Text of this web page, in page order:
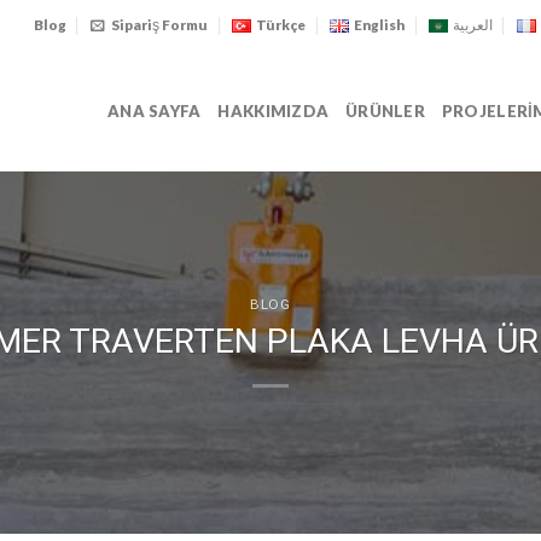
Blog Sipariş Formu Türkçe English العربية
ANA SAYFA HAKKIMIZDA ÜRÜNLER
BLOG
TRAVERTEN PLAKA LEVHA